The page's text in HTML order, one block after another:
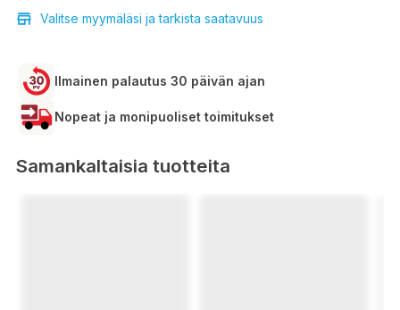
Valitse myymäläsi ja tarkista saatavuus
Ilmainen palautus 30 päivän ajan
Nopeat ja monipuoliset toimitukset
Samankaltaisia tuotteita